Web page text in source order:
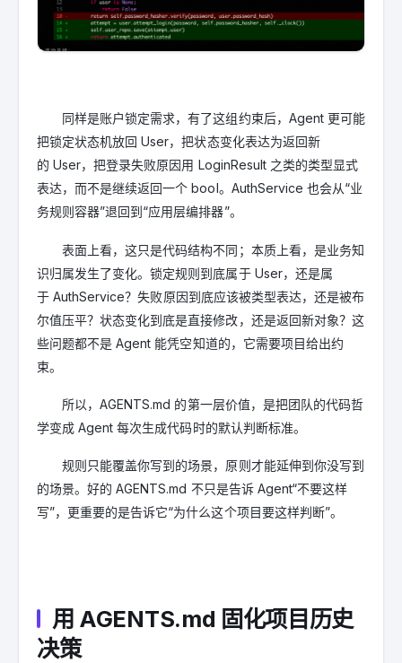
同样是账户锁定需求，有了这组约束后，Agent 更可能
把锁定状态机放回 User，把状态变化表达为返回新
的 User，把登录失败原因用 LoginResult 之类的类型显式
表达，而不是继续返回一个 bool。AuthService 也会从“业
务规则容器”退回到“应用层编排器”。
表面上看，这只是代码结构不同；本质上看，是业务知
识归属发生了变化。锁定规则到底属于 User，还是属
于 AuthService？失败原因到底应该被类型表达，还是被布
尔值压平？状态变化到底是直接修改，还是返回新对象？这
些问题都不是 Agent 能凭空知道的，它需要项目给出约
束。
所以，AGENTS.md 的第一层价值，是把团队的代码哲
学变成 Agent 每次生成代码时的默认判断标准。
规则只能覆盖你写到的场景，原则才能延伸到你没写到
的场景。好的 AGENTS.md 不只是告诉 Agent“不要这样
写”，更重要的是告诉它“为什么这个项目要这样判断”。
用 AGENTS.md 固化项目历史
决策